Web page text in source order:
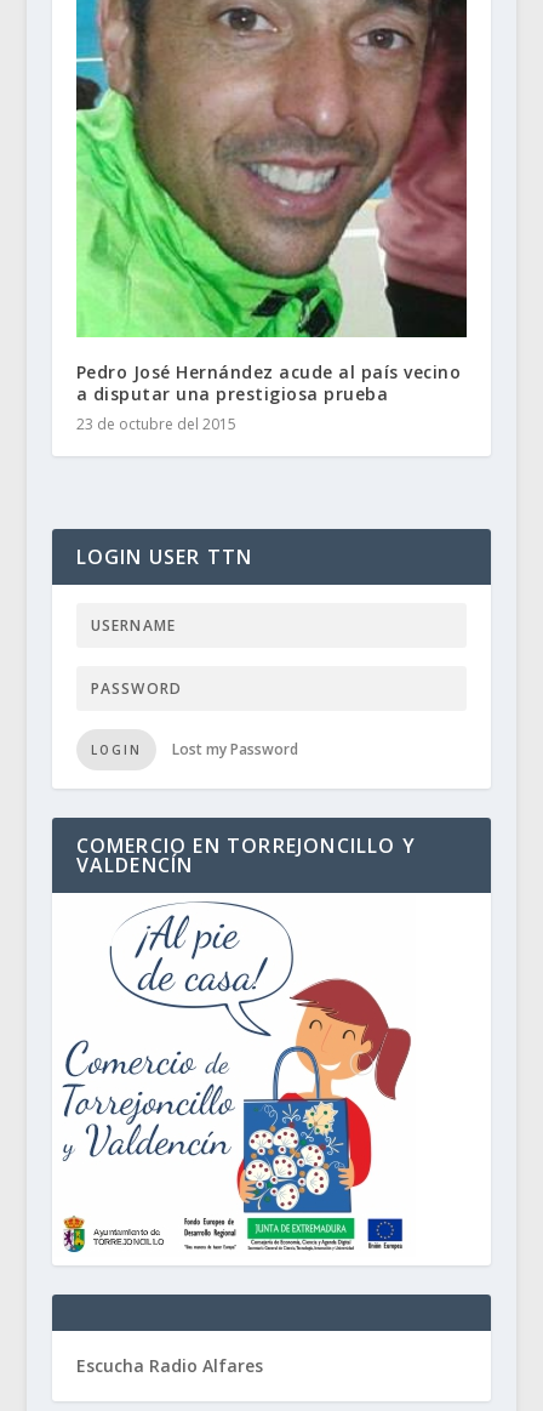
Pedro José Hernández acude al país vecino
a disputar una prestigiosa prueba
23 de octubre del 2015
LOGIN USER TTN
LOGIN Lost my Password
COMERCIO EN TORREJONCILLO Y
VALDENCÍN
Escucha Radio Alfares